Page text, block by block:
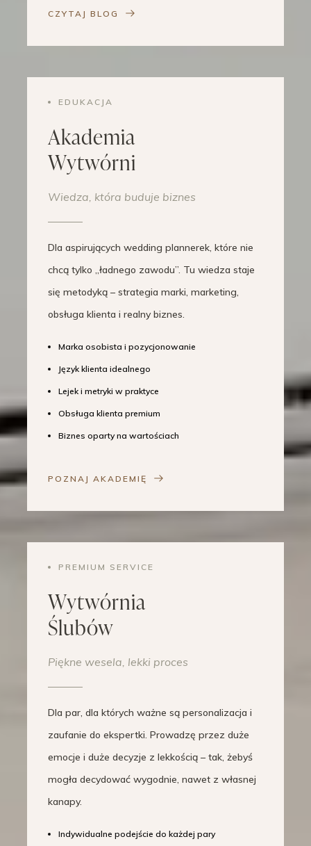
CZYTAJ BLOG
EDUKACJA
Akademia
Wytwórni
Wiedza, która buduje biznes
Dla aspirujących wedding plannerek, które nie
chcą tylko „ładnego zawodu”. Tu wiedza staje
się metodyką – strategia marki, marketing,
obsługa klienta i realny biznes.
Marka osobista i pozycjonowanie
Język klienta idealnego
Lejek i metryki w praktyce
Obsługa klienta premium
Biznes oparty na wartościach
POZNAJ AKADEMIĘ
PREMIUM SERVICE
Wytwórnia
Ślubów
Piękne wesela, lekki proces
Dla par, dla których ważne są personalizacja i
zaufanie do ekspertki. Prowadzę przez duże
emocje i duże decyzje z lekkością – tak, żebyś
mogła decydować wygodnie, nawet z własnej
kanapy.
Indywidualne podejście do każdej pary